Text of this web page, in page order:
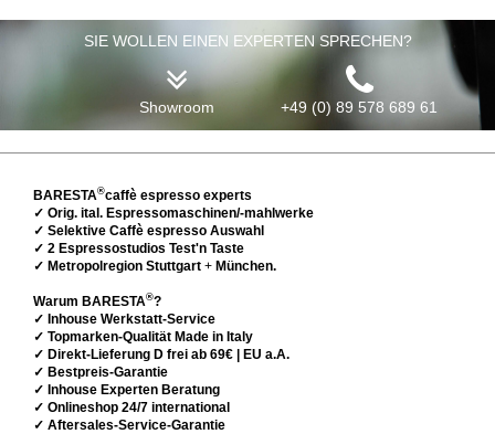
SIE WOLLEN EINEN EXPERTEN SPRECHEN?
Showroom +49 (0) 89 578 689 61
BARESTA®caffè espresso experts
✓ Orig. ital. Espressomaschinen/-mahlwerke
✓ Selektive Caffè espresso Auswahl
✓ 2 Espressostudios Test'n Taste
✓ Metropolregion Stuttgart + München.
Warum BARESTA®?
✓ Inhouse Werkstatt-Service
✓ Topmarken-Qualität Made in Italy
✓ Direkt-Lieferung D frei ab 69€ | EU a.A.
✓ Bestpreis-Garantie
✓ Inhouse Experten Beratung
✓ Onlineshop 24/7 international
✓ Aftersales-Service-Garantie